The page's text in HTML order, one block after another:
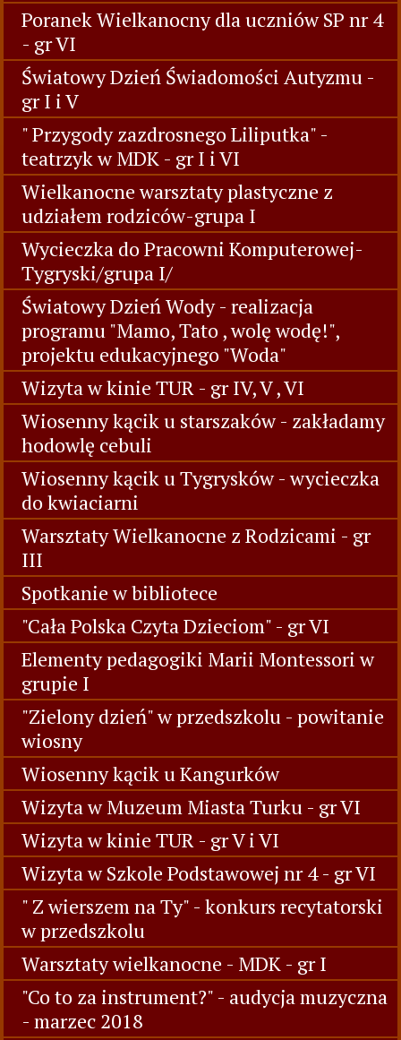
Poranek Wielkanocny dla uczniów SP nr 4
- gr VI
Światowy Dzień Świadomości Autyzmu -
gr I i V
" Przygody zazdrosnego Liliputka" -
teatrzyk w MDK - gr I i VI
Wielkanocne warsztaty plastyczne z
udziałem rodziców-grupa I
Wycieczka do Pracowni Komputerowej-
Tygryski/grupa I/
Światowy Dzień Wody - realizacja
programu "Mamo, Tato , wolę wodę!",
projektu edukacyjnego "Woda"
Wizyta w kinie TUR - gr IV, V , VI
Wiosenny kącik u starszaków - zakładamy
hodowlę cebuli
Wiosenny kącik u Tygrysków - wycieczka
do kwiaciarni
Warsztaty Wielkanocne z Rodzicami - gr
III
Spotkanie w bibliotece
"Cała Polska Czyta Dzieciom" - gr VI
Elementy pedagogiki Marii Montessori w
grupie I
"Zielony dzień" w przedszkolu - powitanie
wiosny
Wiosenny kącik u Kangurków
Wizyta w Muzeum Miasta Turku - gr VI
Wizyta w kinie TUR - gr V i VI
Wizyta w Szkole Podstawowej nr 4 - gr VI
" Z wierszem na Ty" - konkurs recytatorski
w przedszkolu
Warsztaty wielkanocne - MDK - gr I
"Co to za instrument?" - audycja muzyczna
- marzec 2018